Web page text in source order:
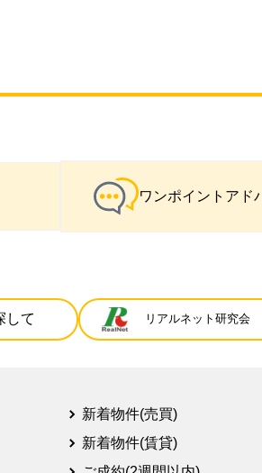
ワンポイントアド
して リアルネット研究会
新着物件(売買)
新着物件(賃貸)